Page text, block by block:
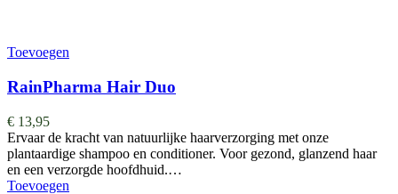
Toevoegen
RainPharma Hair Duo
€ 13,95
Ervaar de kracht van natuurlijke haarverzorging met onze
plantaardige shampoo en conditioner. Voor gezond, glanzend haar
en een verzorgde hoofdhuid.…
Toevoegen